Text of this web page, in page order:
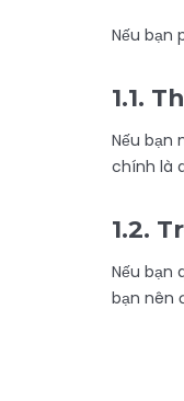
Nếu bạn
1.1.
Nếu bạn
chính là
1.2.
Nếu bạn
bạn nên